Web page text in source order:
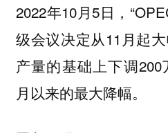
2022年10月5日，
级会议决定从11月起
产量的基础上下调
月以来的最大降幅。